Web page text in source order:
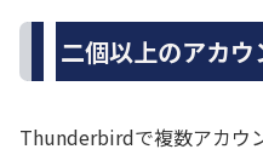
二個以上のアカ
Thunderbirdで複数アカウ